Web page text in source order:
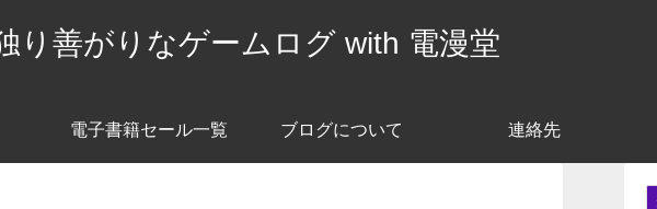
り善がりなゲームログ with 電漫堂
電子書籍セール一覧 ブログについて 連絡先